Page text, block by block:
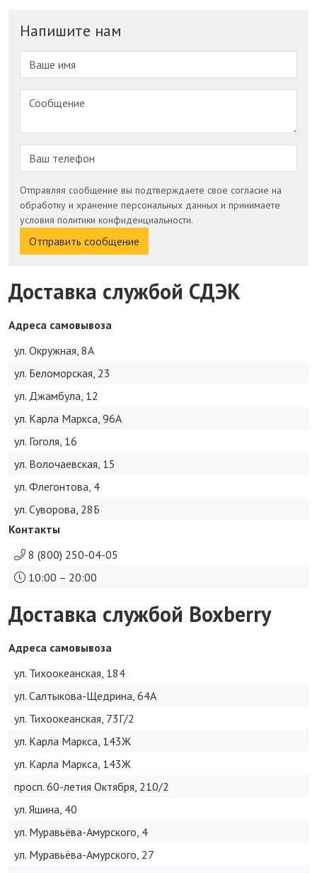
Напишите нам
Отправляя сообщение вы подтверждаете свое согласие на
обработку и хранение персональных данных и принимаете
условия политики конфиденциальности.
Отправить сообщение
Доставка службой СДЭК
Адреса самовывоза
ул. Окружная, 8А
ул. Беломорская, 23
ул. Джамбула, 12
ул. Карла Маркса, 96А
ул. Гоголя, 16
ул. Волочаевская, 15
ул. Флегонтова, 4
ул. Суворова, 28Б
Контакты
8 (800) 250-04-05
10:00 – 20:00
Доставка службой Boxberry
Адреса самовывоза
ул. Тихоокеанская, 184
ул. Салтыкова-Щедрина, 64А
ул. Тихоокеанская, 73Г/2
ул. Карла Маркса, 143Ж
ул. Карла Маркса, 143Ж
просп. 60-летия Октября, 210/2
ул. Яшина, 40
ул. Муравьёва-Амурского, 4
ул. Муравьёва-Амурского, 27